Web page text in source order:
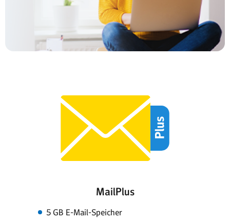
MailPlus
5 GB E-Mail-Speicher